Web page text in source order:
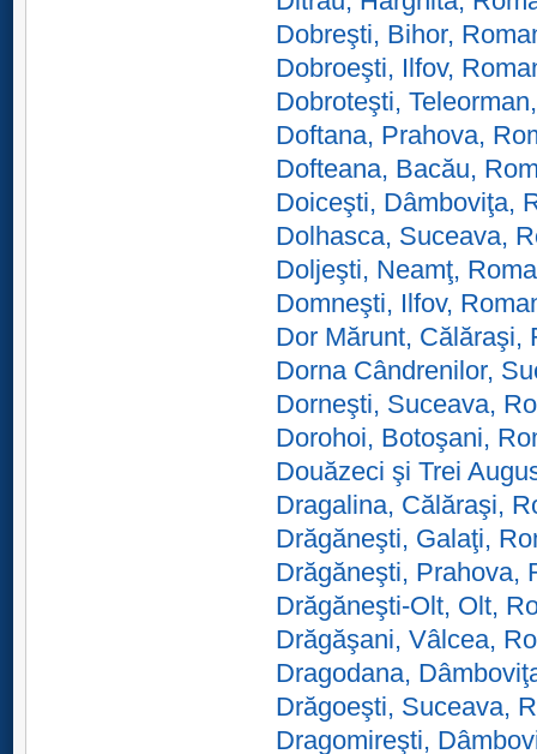
Dobreşti, Bihor,
Dobroeşti, Ilfov,
Dobroteşti,
Doftana, Prahova,
Dofteana, Bacău,
Doiceşti, Dâmboviţa,
Dolhasca, Suceava,
Doljeşti, Neamţ,
Domneşti, Ilfov,
Dor Mărunt, Călăraşi,
Dorna Cândrenilor,
Dorneşti, Suceava,
Dorohoi, Botoşani,
Douăzeci şi Trei
Dragalina, Călăraşi,
Drăgăneşti, Galaţi,
Drăgăneşti, Prahova,
Drăgăneşti-Olt, Olt,
Drăgăşani, Vâlcea,
Dragodana,
Drăgoeşti, Suceava,
Dragomireşti,